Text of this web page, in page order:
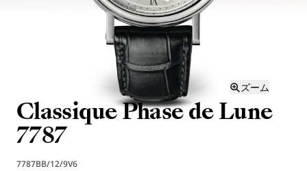
ズーム
Classique Phase de Lune
7787
7787BB/12/9V6